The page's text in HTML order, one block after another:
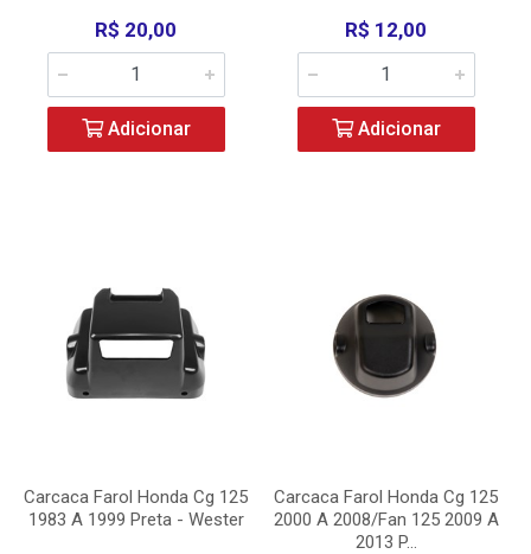
R$ 20,00
Adicionar
R$ 12,00
Adicionar
Carcaca Farol Honda Cg 125
1983 A 1999 Preta - Wester
Carcaca Farol Honda Cg 125
2000 A 2008/Fan 125 2009 A
2013 P...